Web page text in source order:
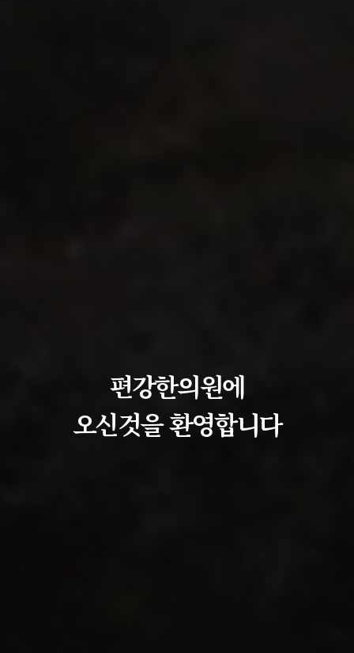
편강한의원에
오신것을 환영합니다